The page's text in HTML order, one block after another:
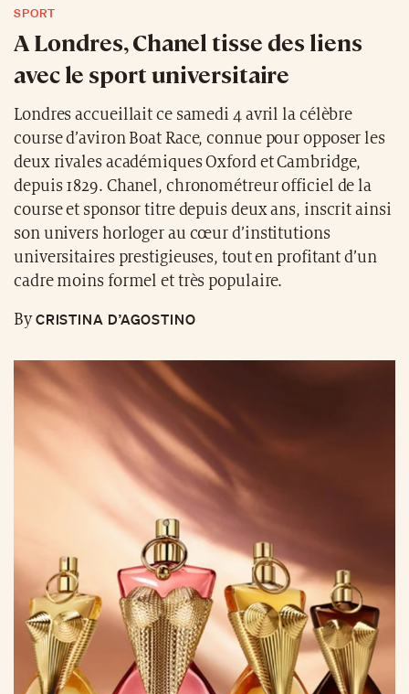
SPORT
A Londres, Chanel tisse des liens
avec le sport universitaire
Londres accueillait ce samedi 4 avril la célèbre
course d’aviron Boat Race, connue pour opposer les
deux rivales académiques Oxford et Cambridge,
depuis 1829. Chanel, chronométreur officiel de la
course et sponsor titre depuis deux ans, inscrit ainsi
son univers horloger au cœur d’institutions
universitaires prestigieuses, tout en profitant d’un
cadre moins formel et très populaire.
ByCRISTINA D’AGOSTINO